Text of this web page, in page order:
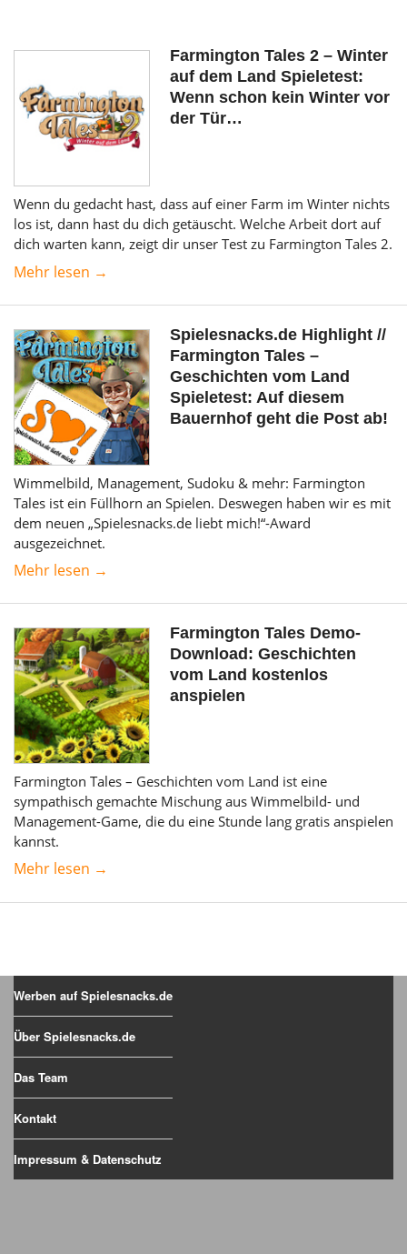
Farmington Tales 2 – Winter
auf dem Land Spieletest:
Wenn schon kein Winter vor
der Tür…
Wenn du gedacht hast, dass auf einer Farm im Winter nichts
los ist, dann hast du dich getäuscht. Welche Arbeit dort auf
dich warten kann, zeigt dir unser Test zu Farmington Tales 2.
Mehr lesen →
Spielesnacks.de Highlight //
Farmington Tales –
Geschichten vom Land
Spieletest: Auf diesem
Bauernhof geht die Post ab!
Wimmelbild, Management, Sudoku & mehr: Farmington
Tales ist ein Füllhorn an Spielen. Deswegen haben wir es mit
dem neuen „Spielesnacks.de liebt mich!“-Award
ausgezeichnet.
Mehr lesen →
Farmington Tales Demo-
Download: Geschichten
vom Land kostenlos
anspielen
Farmington Tales – Geschichten vom Land ist eine
sympathisch gemachte Mischung aus Wimmelbild- und
Management-Game, die du eine Stunde lang gratis anspielen
kannst.
Mehr lesen →
Werben auf Spielesnacks.de
Über Spielesnacks.de
Das Team
Kontakt
Impressum & Datenschutz